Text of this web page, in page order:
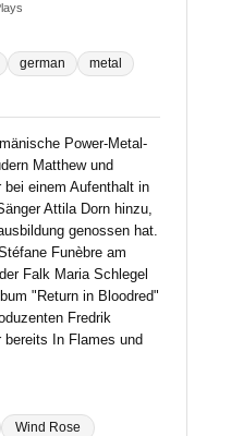
german
metal
Power-Metal-
Matthew und
einem Aufenthalt in
Attila Dorn hinzu,
genossen hat.
Funèbre am
Falk Maria Schlegel
"Return in Bloodred"
Fredrik
bereits In Flames und
Wind Rose